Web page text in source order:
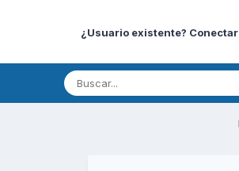
¿Usuario existente? Conectar